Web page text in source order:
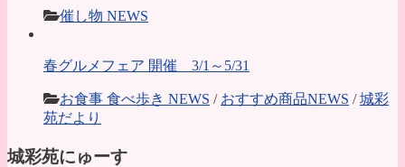
催し物 NEWS
春グルメフェア 開催 3/1～5/31
お食事 食べ歩き NEWS / おすすめ商品NEWS /城彩
苑だより
城彩苑にゅーす